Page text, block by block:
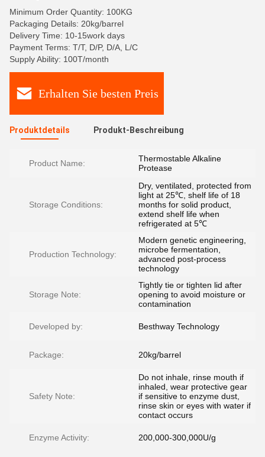
Minimum Order Quantity: 100KG
Packaging Details: 20kg/barrel
Delivery Time: 10-15work days
Payment Terms: T/T, D/P, D/A, L/C
Supply Ability: 100T/month
Erhalten Sie besten Preis
Produktdetails Produkt-Beschreibung
Product Name:
Thermostable Alkaline
Protease
Storage Conditions:
Dry, ventilated, protected from
light at 25℃, shelf life of 18
months for solid product,
extend shelf life when
refrigerated at 5℃
Production Technology:
Modern genetic engineering,
microbe fermentation,
advanced post-process
technology
Storage Note:
Tightly tie or tighten lid after
opening to avoid moisture or
contamination
Developed by: Besthway Technology
Package: 20kg/barrel
Safety Note:
Do not inhale, rinse mouth if
inhaled, wear protective gear
if sensitive to enzyme dust,
rinse skin or eyes with water if
contact occurs
Enzyme Activity: 200,000-300,000U/g